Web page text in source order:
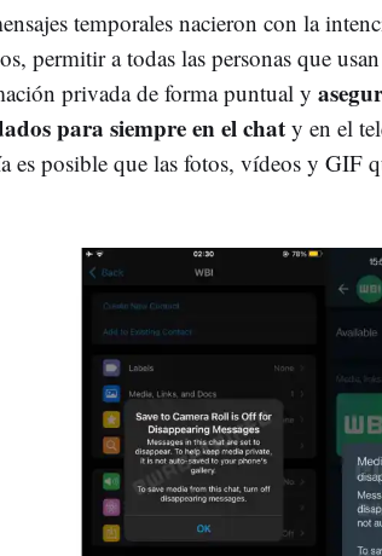
temporales nacieron con la
permitir a todas las personas que
privada de forma puntual y
para siempre en el chat y en el
es posible que las fotos, vídeos y GIF